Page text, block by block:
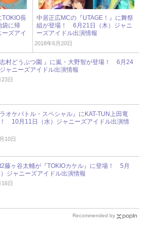
TOKIO長
に帰
ズアイ
中居正広MCの『UTAGE！』に舞祭
組が登場！ 6月21日（木）ジャニ
ーズアイドル出演情報
2018年6月20日
志村どうぶつ園 』に嵐・大野智が登場！ 6月24
ャニーズアイドル出演情報
日
ラオケバトル・スペシャル』にKAT-TUN上田竜
10月11日（水）ジャニーズアイドル出演情
10日
藤ヶ谷太輔が『TOKIOカケル』に登場！ 5月
ジャニーズアイドル出演情報
日
Recommended by